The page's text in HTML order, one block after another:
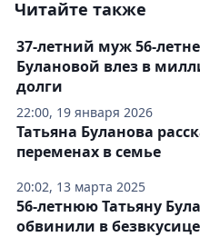
Читайте также
22:00, 19 января 2026
37-летний муж 56-
Булановой влез в
долги
20:02, 13 марта 2025
Татьяна Буланова
переменах в семье
56-летнюю Татьяну
обвинили в безвкусице